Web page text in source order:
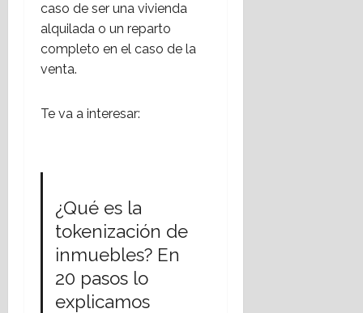
caso de ser una vivienda
alquilada o un reparto
completo en el caso de la
venta.
Te va a interesar:
¿Qué es la
tokenización de
inmuebles? En
20 pasos lo
explicamos